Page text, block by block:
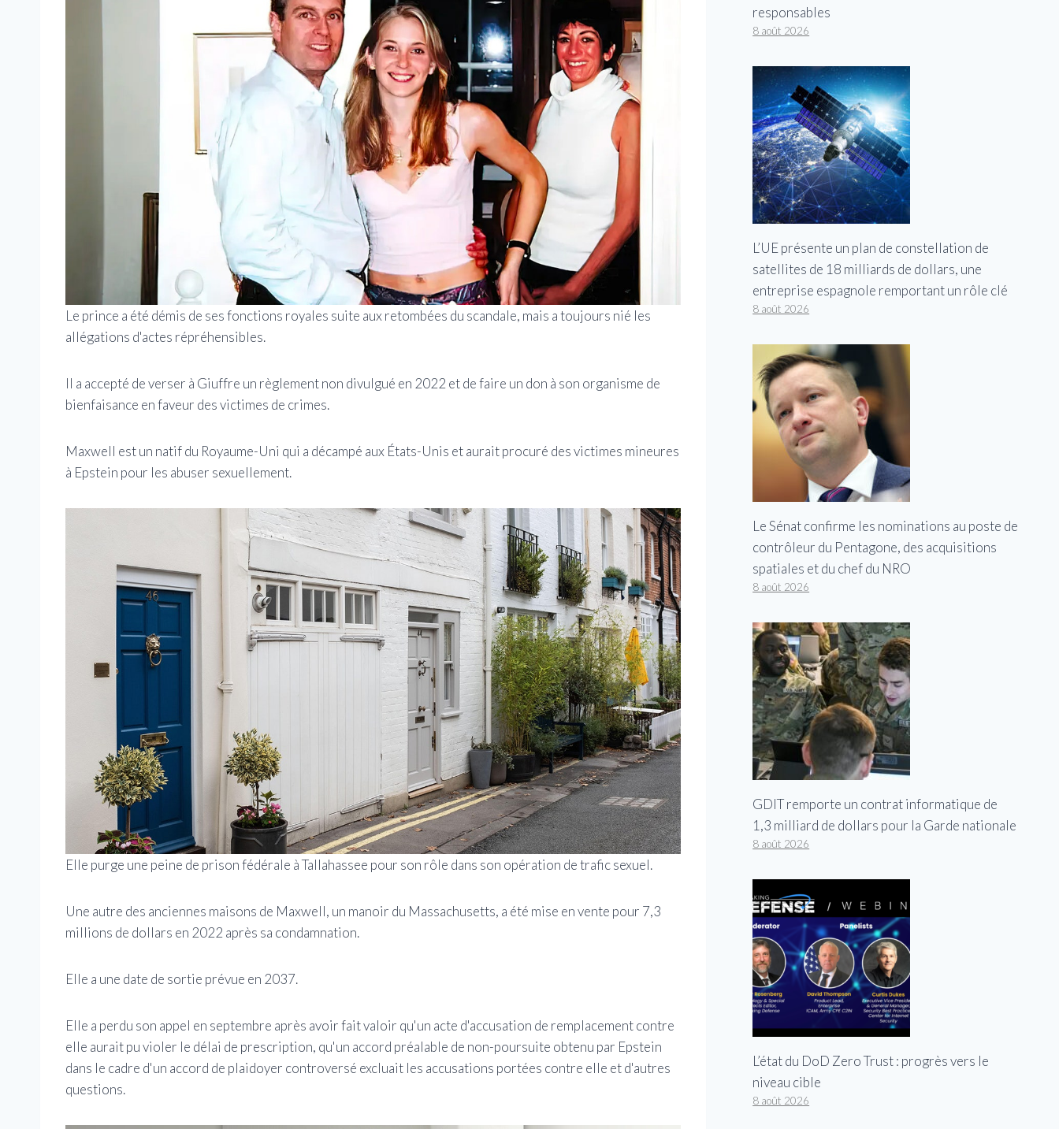
Le prince a été démis de ses fonctions royales suite aux retombées du scandale, mais a toujours nié les
allégations d'actes répréhensibles.
Il a accepté de verser à Giuffre un règlement non divulgué en 2022 et de faire un don à son organisme de
bienfaisance en faveur des victimes de crimes.
Maxwell est un natif du Royaume-Uni qui a décampé aux États-Unis et aurait procuré des victimes mineures
à Epstein pour les abuser sexuellement.
Elle purge une peine de prison fédérale à Tallahassee pour son rôle dans son opération de trafic sexuel.
Une autre des anciennes maisons de Maxwell, un manoir du Massachusetts, a été mise en vente pour 7,3
millions de dollars en 2022 après sa condamnation.
Elle a une date de sortie prévue en 2037.
Elle a perdu son appel en septembre après avoir fait valoir qu'un acte d'accusation de remplacement contre
elle aurait pu violer le délai de prescription, qu'un accord préalable de non-poursuite obtenu par Epstein
dans le cadre d'un accord de plaidoyer controversé excluait les accusations portées contre elle et d'autres
questions.
responsables
8 août 2026
L’UE présente un plan de constellation de
satellites de 18 milliards de dollars, une
entreprise espagnole remportant un rôle clé
8 août 2026
Le Sénat confirme les nominations au poste de
contrôleur du Pentagone, des acquisitions
spatiales et du chef du NRO
8 août 2026
GDIT remporte un contrat informatique de
1,3 milliard de dollars pour la Garde nationale
8 août 2026
L’état du DoD Zero Trust : progrès vers le
niveau cible
8 août 2026